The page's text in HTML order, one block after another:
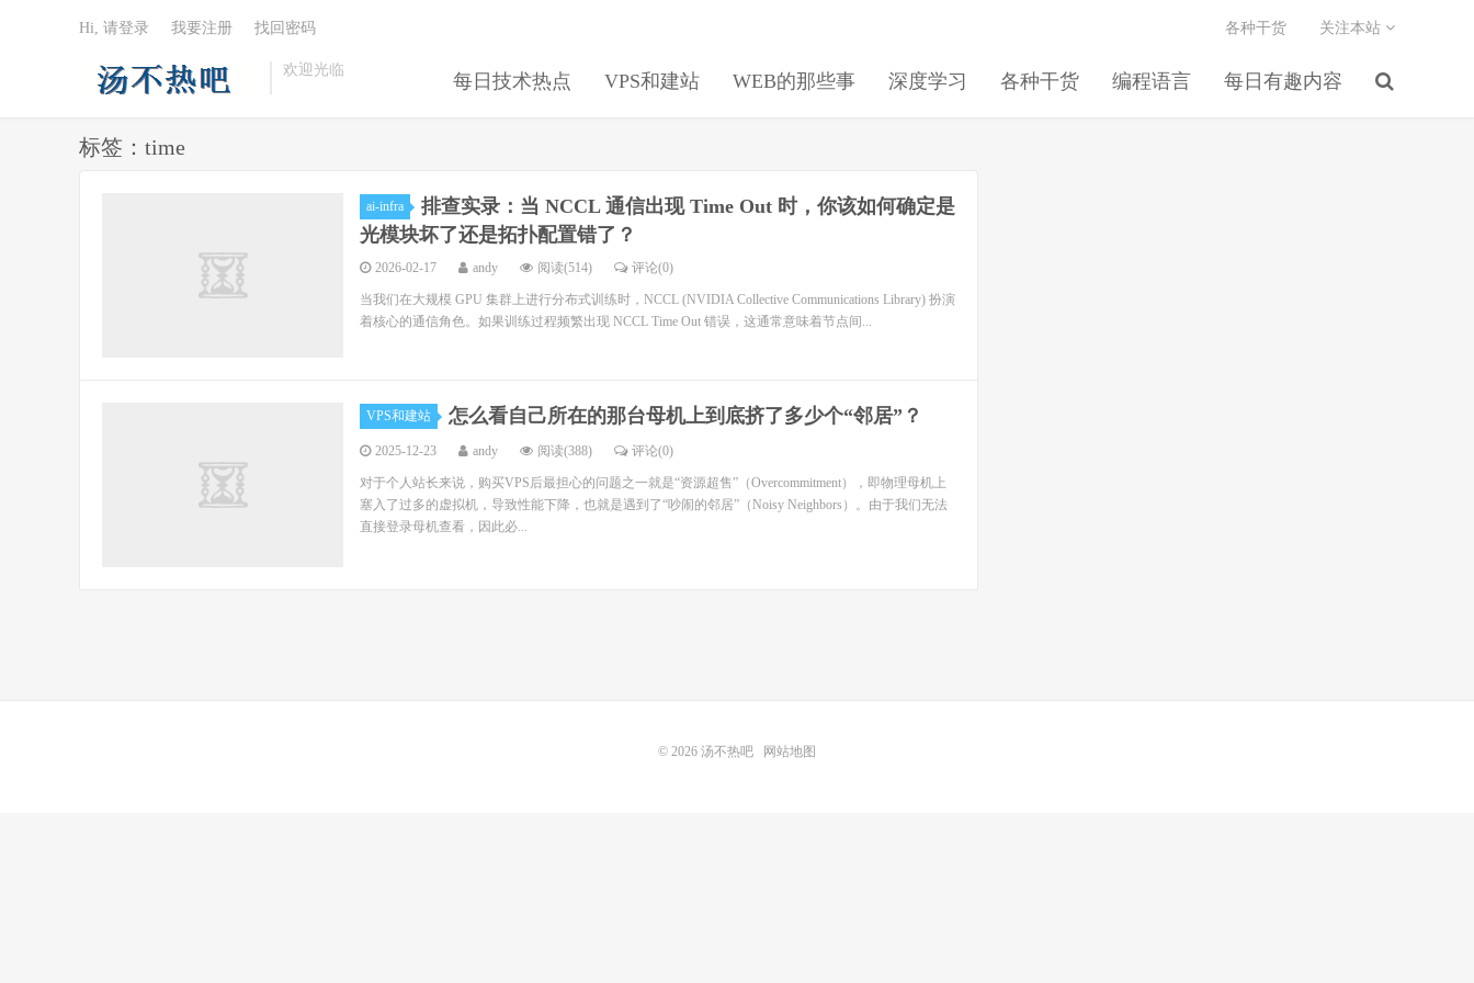
欢迎光临
每日技术热点 VPS和建站 WEB的那些事 深度学习 各种干货 编程语言 每日有趣内容
各种干货 关注本站
Hi, 请登录 我要注册 找回密码
标签：time
ai-infra
排查实录：当 NCCL 通信出现 Time Out 时，你该如何确定是
光模块坏了还是拓扑配置错了？
2026-02-17 andy 阅读(514) 评论(0)
当我们在大规模 GPU 集群上进行分布式训练时，NCCL (NVIDIA Collective Communications Library) 扮演
着核心的通信角色。如果训练过程频繁出现 NCCL Time Out 错误，这通常意味着节点间...
VPS和建站 怎么看自己所在的那台母机上到底挤了多少个“邻居”？
2025-12-23 andy 阅读(388) 评论(0)
对于个人站长来说，购买VPS后最担心的问题之一就是“资源超售”（Overcommitment），即物理母机上
塞入了过多的虚拟机，导致性能下降，也就是遇到了“吵闹的邻居”（Noisy Neighbors）。由于我们无法
直接登录母机查看，因此必...
© 2026 汤不热吧 网站地图